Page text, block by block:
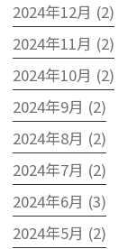
2024年12月 (2)
2024年11月 (2)
2024年10月 (2)
2024年9月 (2)
2024年8月 (2)
2024年7月 (2)
2024年6月 (3)
2024年5月 (2)